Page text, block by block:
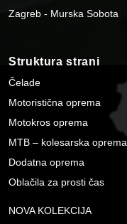
Zagreb - Murska Sobota
Struktura strani
Čelade
Motoristična oprema
Motokros oprema
MTB – kolesarska oprema
Dodatna oprema
Oblačila za prosti čas
NOVA KOLEKCIJA